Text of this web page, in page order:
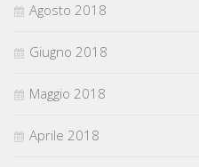
Agosto 2018
Giugno 2018
Maggio 2018
Aprile 2018